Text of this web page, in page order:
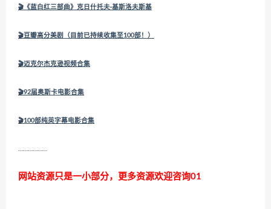
🎬 《蓝白红三部曲》克日什托夫·基斯洛夫斯基
🎬豆瓣高分美剧（目前已持续收集至100部！）
🎬迈克尔杰克逊视频合集
🎬92届奥斯卡电影合集
🎬100部纯英字幕电影合集
网站资源只是一小部分，更多资源欢迎咨询01